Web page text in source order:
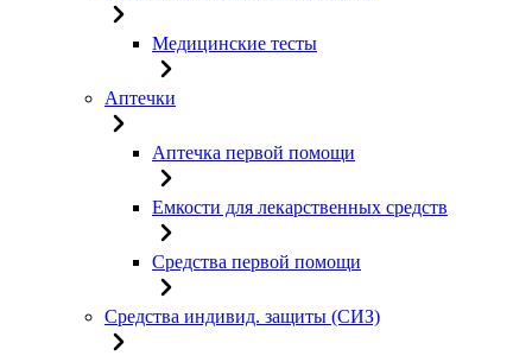
Медицинские тесты
Аптечки
Аптечка первой помощи
Емкости для лекарственных средств
Средства первой помощи
Средства индивид. защиты (СИЗ)